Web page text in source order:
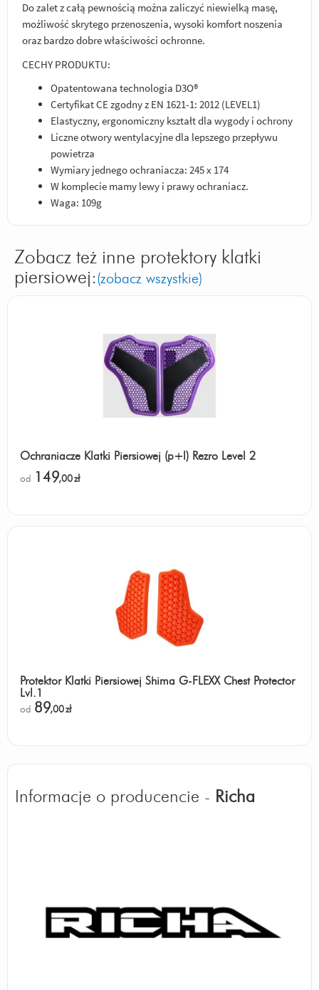
Do zalet z całą pewnością można zaliczyć niewielką masę,
możliwość skrytego przenoszenia, wysoki komfort noszenia
oraz bardzo dobre właściwości ochronne.
CECHY PRODUKTU:
Opatentowana technologia D3O®
Certyfikat CE zgodny z EN 1621-1: 2012 (LEVEL1)
Elastyczny, ergonomiczny kształt dla wygody i ochrony
Liczne otwory wentylacyjne dla lepszego przepływu
powietrza
Wymiary jednego ochraniacza: 245 x 174
W komplecie mamy lewy i prawy ochraniacz.
Waga: 109g
Zobacz też inne protektory klatki
piersiowej:(zobacz wszystkie)
Ochraniacze Klatki Piersiowej (p+l) Rezro Level 2
od 149,00zł
Protektor Klatki Piersiowej Shima G-FLEXX Chest Protector
Lvl.1
od 89,00zł
Informacje o producencie - Richa